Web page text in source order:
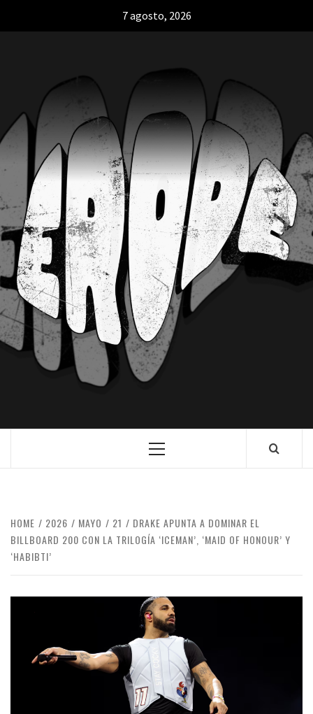
7 agosto, 2026
HOME 2026 MAYO 21
DRAKE APUNTA A DOMINAR EL
BILLBOARD 200 CON LA TRILOGÍA ‘ICEMAN’, ‘MAID OF HONOUR’ Y
‘HABIBTI’